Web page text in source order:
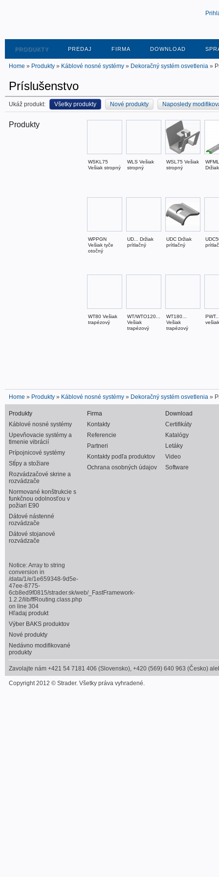
PRODUKTY PREDAJ FIRMA DOWNLOAD
Home » Produkty » Káblové nosné systémy » Dekoračný systém osvetlenia »
Príslušenstvo
Ukáž produkt: Všetky produkty Nové produkty Naposledy
Produkty
WSKL75
Vešiak stropný
WLS Vešiak
stropný
WSL75 Vešiak
stropný
WPPGN
Vešiak tyče
otočný
UD... Držiak
prítlačný
UDC Držiak
prítlačný
WT80 Vešiak
trapézový
WT/WTO120...
Vešiak
trapézový
WT180...
Vešiak
trapézový
Home » Produkty » Káblové nosné systémy » Dekoračný systém osvetlenia »
Produkty
Káblové nosné systémy
Upevňovacie systémy a
tlmenie vibrácií
Prípojnicové systémy
Stĺpy a stožiare
Rozvádzačové skrine a
rozvádzače
Normované konštrukcie s
funkčnou odolnosťou v
požiari E90
Dátové nástenné
rozvádzače
Dátové stojanové
rozvádzače
Notice: Array to string
conversion in
/data/1/e/1e659348-9d5e-
47ee-8775-
6cb8ed9f0815/strader.sk/web/_FastFramework-
1.2.2/lib/ffRouting.class.php
on line 304
Hľadaj produkt
Výber BAKS produktov
Nové produkty
Nedávno modifikované
produkty
Firma
Kontakty
Referencie
Partneri
Kontakty podľa produktov
Ochrana osobných údajov
Download
Certifikáty
Katalógy
Letáky
Video
Software
Zavolajte nám +421 54 7181 406 (Slovensko), +420 (569) 640 963 (Česko)
Copyright 2012 © Strader. Všetky práva vyhradené.